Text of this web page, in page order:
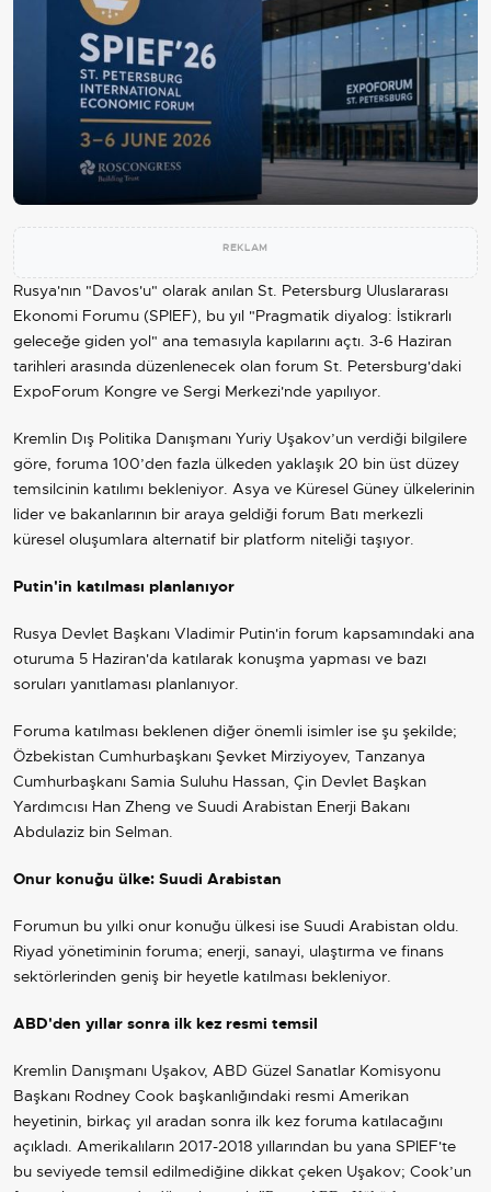
REKLAM
Rusya'nın "Davos'u" olarak anılan St. Petersburg Uluslararası
Ekonomi Forumu (SPIEF), bu yıl "Pragmatik diyalog: İstikrarlı
geleceğe giden yol" ana temasıyla kapılarını açtı. 3-6 Haziran
tarihleri arasında düzenlenecek olan forum St. Petersburg'daki
ExpoForum Kongre ve Sergi Merkezi'nde yapılıyor.
Kremlin Dış Politika Danışmanı Yuriy Uşakov’un verdiği bilgilere
göre, foruma 100’den fazla ülkeden yaklaşık 20 bin üst düzey
temsilcinin katılımı bekleniyor. Asya ve Küresel Güney ülkelerinin
lider ve bakanlarının bir araya geldiği forum Batı merkezli
küresel oluşumlara alternatif bir platform niteliği taşıyor.
Putin'in katılması planlanıyor
Rusya Devlet Başkanı Vladimir Putin'in forum kapsamındaki ana
oturuma 5 Haziran'da katılarak konuşma yapması ve bazı
soruları yanıtlaması planlanıyor.
Foruma katılması beklenen diğer önemli isimler ise şu şekilde;
Özbekistan Cumhurbaşkanı Şevket Mirziyoyev, Tanzanya
Cumhurbaşkanı Samia Suluhu Hassan, Çin Devlet Başkan
Yardımcısı Han Zheng ve Suudi Arabistan Enerji Bakanı
Abdulaziz bin Selman.
Onur konuğu ülke: Suudi Arabistan
Forumun bu yılki onur konuğu ülkesi ise Suudi Arabistan oldu.
Riyad yönetiminin foruma; enerji, sanayi, ulaştırma ve finans
sektörlerinden geniş bir heyetle katılması bekleniyor.
ABD'den yıllar sonra ilk kez resmi temsil
Kremlin Danışmanı Uşakov, ABD Güzel Sanatlar Komisyonu
Başkanı Rodney Cook başkanlığındaki resmi Amerikan
heyetinin, birkaç yıl aradan sonra ilk kez foruma katılacağını
açıkladı. Amerikalıların 2017-2018 yıllarından bu yana SPIEF'te
bu seviyede temsil edilmediğine dikkat çeken Uşakov; Cook’un